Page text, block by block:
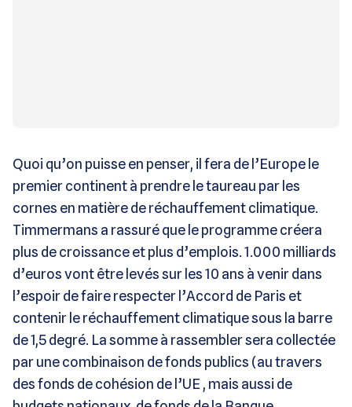
Quoi qu’on puisse en penser, il fera de l’Europe le
premier continent à prendre le taureau par les
cornes en matière de réchauffement climatique.
Timmermans a rassuré que le programme créera
plus de croissance et plus d’emplois. 1.000 milliards
d’euros vont être levés sur les 10 ans à venir dans
l’espoir de faire respecter l’Accord de Paris et
contenir le réchauffement climatique sous la barre
de 1,5 degré. La somme à rassembler sera collectée
par une combinaison de fonds publics (au travers
des fonds de cohésion de l’UE , mais aussi de